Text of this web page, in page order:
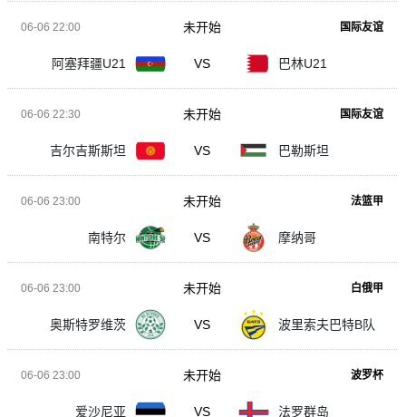
06-06 22:00 国际友谊
阿塞拜疆U21 VS 巴林U21
未开始
06-06 22:30 国际友谊
吉尔吉斯斯坦 VS 巴勒斯坦
未开始
06-06 23:00 法篮甲
南特尔 VS 摩纳哥
未开始
06-06 23:00 白俄甲
奥斯特罗维茨 VS 波里索夫巴特B队
未开始
06-06 23:00 波罗杯
爱沙尼亚 VS 法罗群岛
未开始